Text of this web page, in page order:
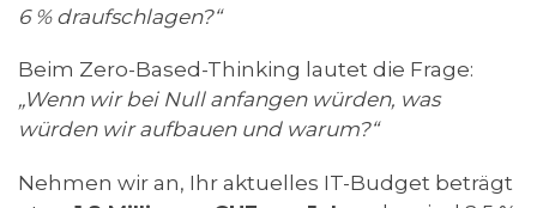
6 % draufschlagen?“
Beim Zero-Based-Thinking lautet die Frage:
„Wenn wir bei Null anfangen würden, was
würden wir aufbauen und warum?“
Nehmen wir an, Ihr aktuelles IT-Budget beträgt